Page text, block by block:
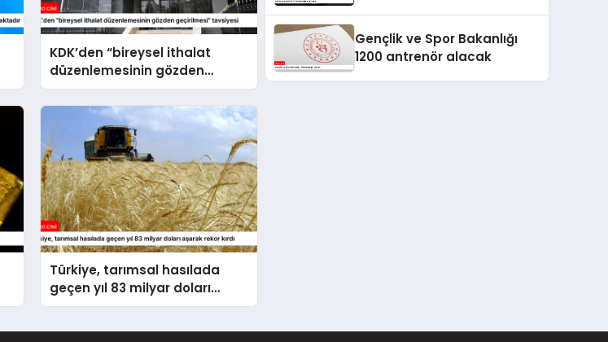
KDK’den “bireysel ithalat
düzenlemesinin gözden
geçirilmesi” tavsiyesi
Türkiye, tarımsal hasılada
geçen yıl 83 milyar doları
aşarak rekor kırdı
Gençlik ve Spor Bakanlığı
1200 antrenör alacak